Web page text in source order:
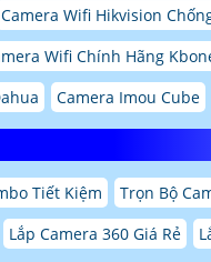
Camera Wifi Hikvision
Wifi Chính Hãng
Camera Imou Cube
Tiết Kiệm
Trọn Bộ
Lắp Camera 360 Giá Rẻ